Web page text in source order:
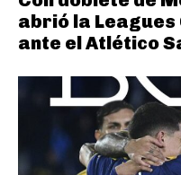
abrió la Leagues
ante el Atlético